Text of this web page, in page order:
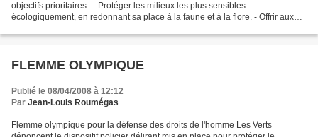
objectifs prioritaires : - Protéger les milieux les plus sensibles
écologiquement, en redonnant sa place à la faune et à la flore. - Offrir aux
FLEMME OLYMPIQUE
Publié le 08/04/2008 à 12:12
Par Jean-Louis Roumégas
Flemme olympique pour la défense des droits de l'homme Les Verts